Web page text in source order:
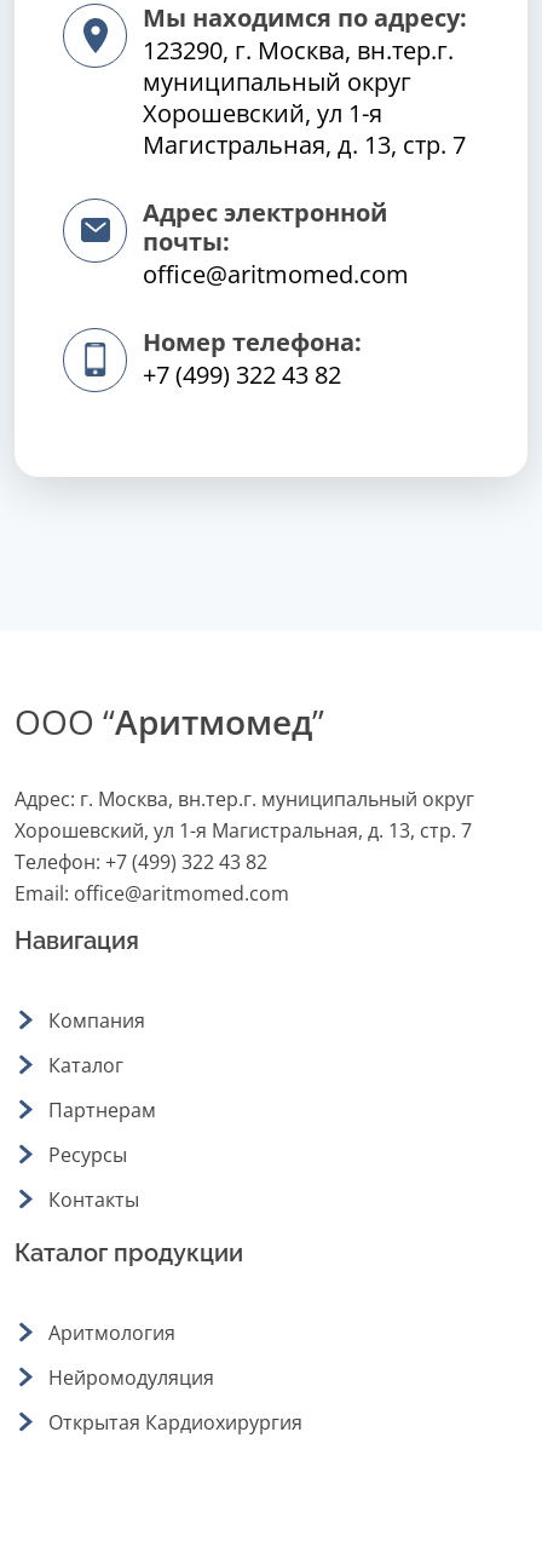
Мы находимся по адресу:
123290, г. Москва, вн.тер.г.
муниципальный округ
Хорошевский, ул 1-я
Магистральная, д. 13, стр. 7
Адрес электронной
почты:
office@aritmomed.com
Номер телефона:
+7 (499) 322 43 82
ООО “Аритмомед”
Адрес: г. Москва, вн.тер.г. муниципальный округ
Хорошевский, ул 1-я Магистральная, д. 13, стр. 7
Телефон: +7 (499) 322 43 82
Email: office@aritmomed.com
Навигация
Компания
Каталог
Партнерам
Ресурсы
Контакты
Каталог продукции
Аритмология
Нейромодуляция
Открытая Кардиохирургия